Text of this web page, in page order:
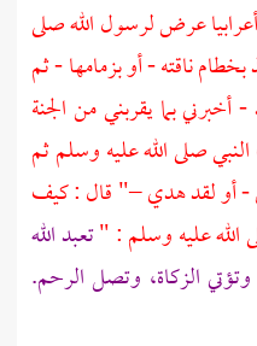
عرض لرسول الله صلى
ناقته - أو بزمامها - ثم
- أخبرني بما يقربني من الجنة
صلى الله عليه وسلم ثم
- أو لقد هدي –" قال : كيف
الله عليه وسلم : "تعبد الله
الزكاة، وتصل الرحم.